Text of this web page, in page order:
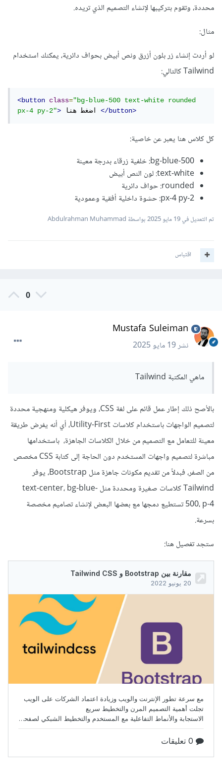
محددة، وتقوم بتركيبها لإنشاء التصميم الذي تريده.
مثال:
لو أردت إنشاء زر بلون أزرق ونص أبيض بحواف دائرية، يمكنك استخدام
Tailwind كالتالي:
<button class="bg-blue-500 text-white rounded
px-4 py-2"> اضغط هنا </button>
كل كلاس هنا يعبر عن خاصية:
bg-blue-500: خلفية زرقاء بدرجة معينة
text-white: لون النص أبيض
rounded: حواف دائرية
px-4 py-2: حشوة داخلية أفقية وعمودية
تم التعديل في19 مايو 2025 بواسطة Abdulrahman Muhammad
اقتباس
0
Mustafa Suleiman
نشر19 مايو 2025
ماهي المكتبة Tailwind
بالأصح ذلك إطار عمل قائم على لغة CSS، ويوفر هيكلية ومنهجية محددة
لتصميم الواجهات باستخدام كلاسات Utility-First، أي أنه يفرض طريقة
معينة للتعامل مع التصميم من خلال الكلاسات الجاهزة، باستخدامها
مباشرة لتصميم واجهات المستخدم دون الحاجة إلى كتابة CSS مخصص
من الصفر، فبدلاً من تقديم مكونات جاهزة مثل Bootstrap، يوفر
Tailwind كلاسات صغيرة ومحددة مثل text-center، bg-blue-
500، p-4 تستطيع دمجها مع بعضها البعض لإنشاء تصاميم مخصصة
بسرعة.
ستجد تفصيل هنا: